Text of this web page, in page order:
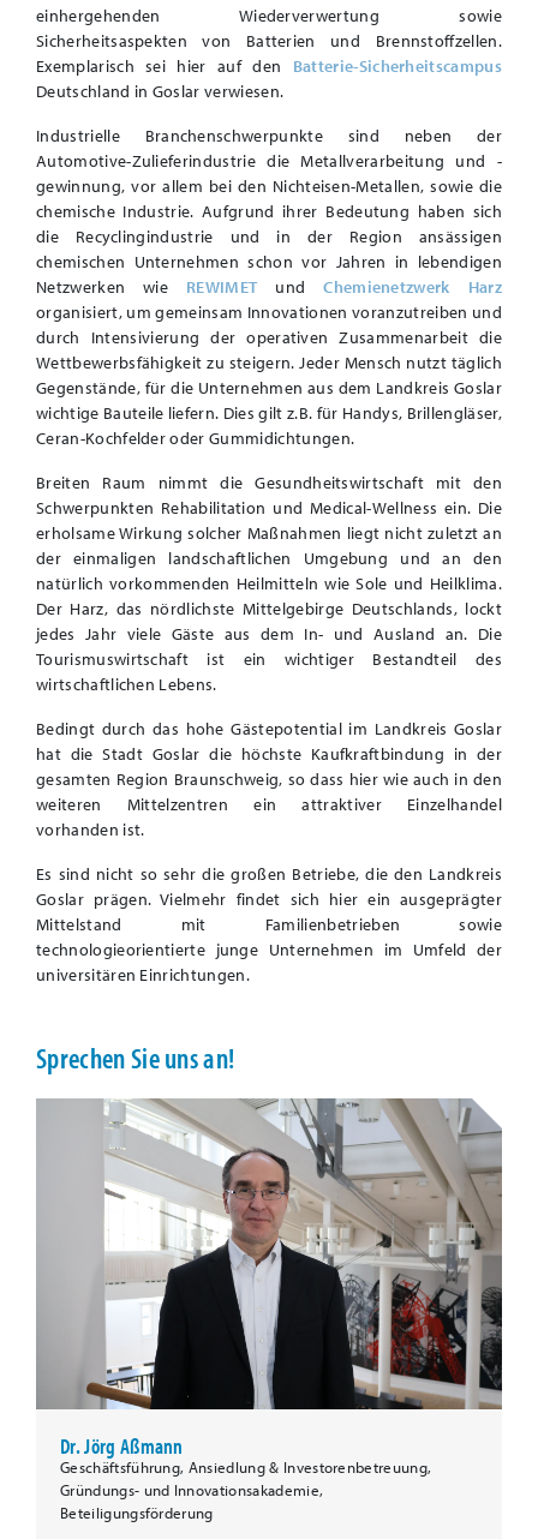
einhergehenden Wiederverwertung sowie
Sicherheitsaspekten von Batterien und Brennstoffzellen.
Exemplarisch sei hier auf den Batterie-Sicherheitscampus
Deutschland in Goslar verwiesen.
Industrielle Branchenschwerpunkte sind neben der
Automotive-Zulieferindustrie die Metallverarbeitung und -
gewinnung, vor allem bei den Nichteisen-Metallen, sowie die
chemische Industrie. Aufgrund ihrer Bedeutung haben sich
die Recyclingindustrie und in der Region ansässigen
chemischen Unternehmen schon vor Jahren in lebendigen
Netzwerken wie REWIMETundChemienetzwerk Harz
organisiert, um gemeinsam Innovationen voranzutreiben und
durch Intensivierung der operativen Zusammenarbeit die
Wettbewerbsfähigkeit zu steigern. Jeder Mensch nutzt täglich
Gegenstände, für die Unternehmen aus dem Landkreis Goslar
wichtige Bauteile liefern. Dies gilt z.B. für Handys, Brillengläser,
Ceran-Kochfelder oder Gummidichtungen.
Breiten Raum nimmt die Gesundheitswirtschaft mit den
Schwerpunkten Rehabilitation und Medical-Wellness ein. Die
erholsame Wirkung solcher Maßnahmen liegt nicht zuletzt an
der einmaligen landschaftlichen Umgebung und an den
natürlich vorkommenden Heilmitteln wie Sole und Heilklima.
Der Harz, das nördlichste Mittelgebirge Deutschlands, lockt
jedes Jahr viele Gäste aus dem In- und Ausland an. Die
Tourismuswirtschaft ist ein wichtiger Bestandteil des
wirtschaftlichen Lebens.
Bedingt durch das hohe Gästepotential im Landkreis Goslar
hat die Stadt Goslar die höchste Kaufkraftbindung in der
gesamten Region Braunschweig, so dass hier wie auch in den
weiteren Mittelzentren ein attraktiver Einzelhandel
vorhanden ist.
Es sind nicht so sehr die großen Betriebe, die den Landkreis
Goslar prägen. Vielmehr findet sich hier ein ausgeprägter
Mittelstand mit Familienbetrieben sowie
technologieorientierte junge Unternehmen im Umfeld der
universitären Einrichtungen.
Sprechen Sie uns an!
Dr. Jörg Aßmann
Geschäftsführung, Ansiedlung & Investorenbetreuung,
Gründungs- und Innovationsakademie,
Beteiligungsförderung